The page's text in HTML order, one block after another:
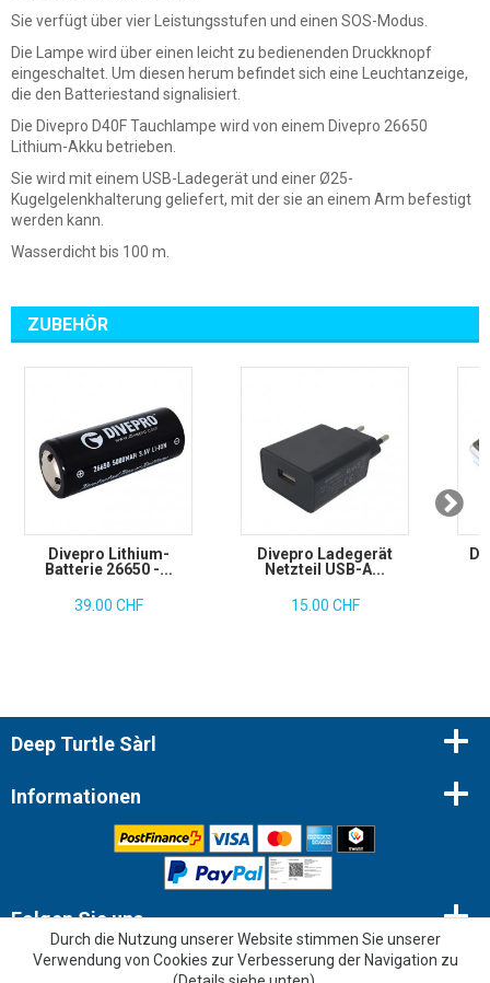
Sie verfügt über vier Leistungsstufen und einen SOS-Modus.
Die Lampe wird über einen leicht zu bedienenden Druckknopf
eingeschaltet. Um diesen herum befindet sich eine Leuchtanzeige,
die den Batteriestand signalisiert.
Die Divepro D40F Tauchlampe wird von einem Divepro 26650
Lithium-Akku betrieben.
Sie wird mit einem USB-Ladegerät und einer Ø25-
Kugelgelenkhalterung geliefert, mit der sie an einem Arm befestigt
werden kann.
Wasserdicht bis 100 m.
ZUBEHÖR
Divepro Lithium-
Batterie 26650 -...
39.00 CHF
Divepro Ladegerät
Netzteil USB-A...
15.00 CHF
Deep Turtle Sàrl
Informationen
Folgen Sie uns
Newsletter
Durch die Nutzung unserer Website stimmen Sie unserer
Verwendung von Cookies zur Verbesserung der Navigation zu